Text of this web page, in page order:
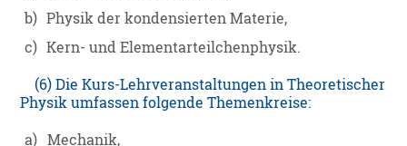
b) Physik der kondensierten Materie,
c) Kern- und Elementarteilchenphysik.
(6) Die Kurs-Lehrveranstaltungen in Theoretischer
Physik umfassen folgende Themenkreise:
a) Mechanik,